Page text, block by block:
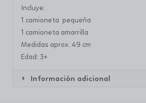
Incluye:
1 camioneta pequeña
1 camioneta amarrilla
Medidas aprox. 49 cm
Edad: 3+
Información adicional